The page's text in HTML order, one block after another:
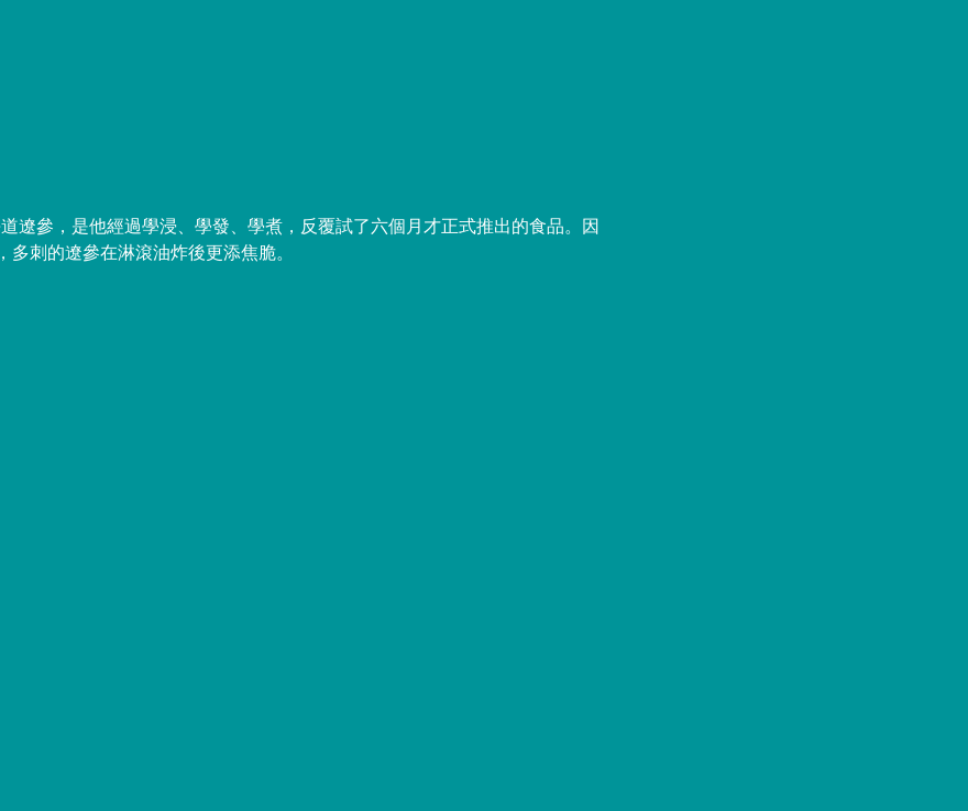
遼參，是他經過學浸、學發、學煮，反覆試了六個月才正式推出的食品。因
刺的遼參在淋滾油炸後更添焦脆。